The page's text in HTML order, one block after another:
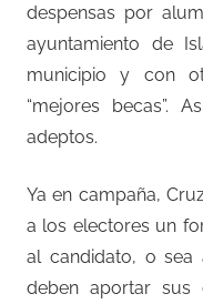
despensas por
ayuntamiento de
municipio y con
“mejores becas”.
adeptos.
Ya en campaña,
a los electores un
al candidato, o
deben aportar sus